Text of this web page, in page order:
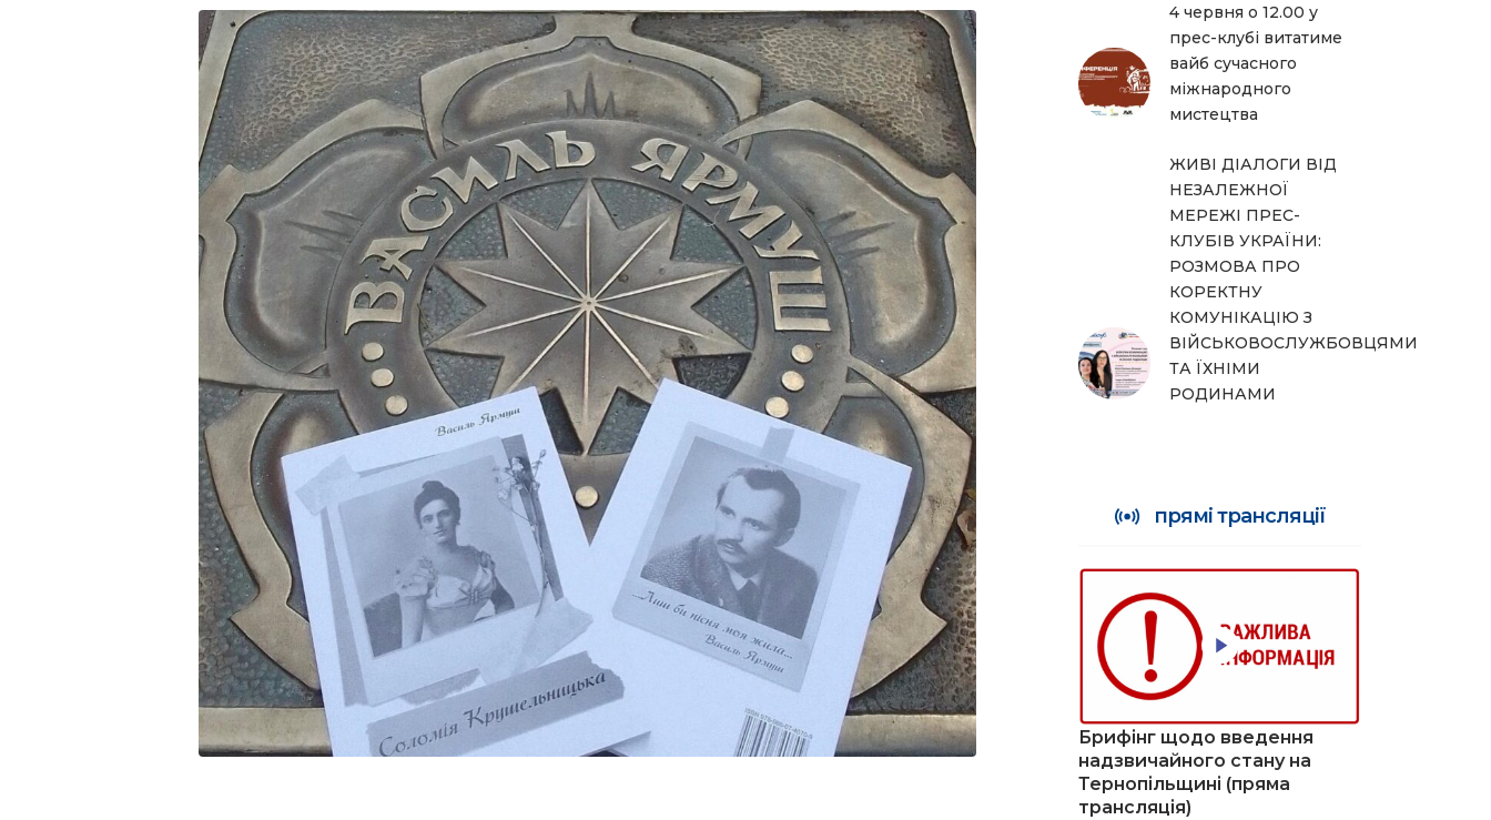
4 червня о 12.00 у
прес-клубі витатиме
вайб сучасного
міжнародного
мистецтва
ЖИВІ ДІАЛОГИ ВІД
НЕЗАЛЕЖНОЇ
МЕРЕЖІ ПРЕС-
КЛУБІВ УКРАЇНИ:
РОЗМОВА ПРО
КОРЕКТНУ
КОМУНІКАЦІЮ З
ВІЙСЬКОВОСЛУЖБОВЦЯМИ
ТА ЇХНІМИ
РОДИНАМИ
прямі трансляції
Брифінг щодо введення
надзвичайного стану на
Тернопільщині (пряма
трансляція)